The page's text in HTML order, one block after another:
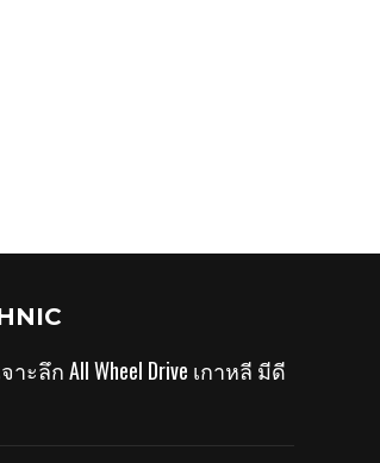
เจาะลึก All Wheel Drive เกาหลี มีดี